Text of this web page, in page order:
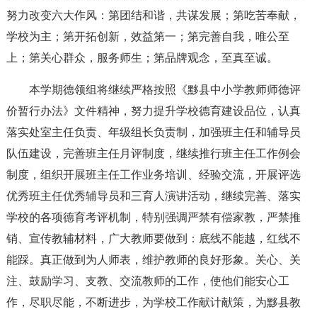
努力改变六大作风：第团结和谐，共谋发展；第吃苦奉献，
学校为主；第开拓创新，效益第一；第完善自我，唯公至
上；第关心群众，服务师生；第品牌观念，至真至诚。
本学期德领组将继续严格按照《黟县中小学教师师德评
价暂行办法》文件精神，努力提升学校德育建设品位，认真
落实处室主任负责、年级组长负责制，加强班主任和辅导员
队伍建设，完善班主任月评制度，继续推行班主任工作例会
制度，组织开展班主任工作业务培训、经验交流，开展评选
优秀班主任优秀辅导员和三育人演讲活动，继续完善、落实
学校的各项德育考评机制，特别强调严禁有偿家教，严禁推
销、宣传教辅材料，广大教师要做到：底线不能越，红线不
能踩。真正做到为人师表，维护教师的良好形象。关心、关
注、鼓励学习、支教、交流教师的工作，使他们能安心工
作，尽职尽能，不断进步，为学校工作献计献策，为黟县教